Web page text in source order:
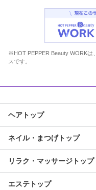
※HOT PEPPER Beauty WORKは
スです。
ヘアトップ
ネイル・まつげトップ
リラク・マッサージトップ
エステトップ